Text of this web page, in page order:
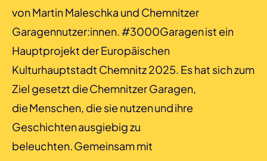
von Martin Maleschka und Chemnitzer
Garagennutzer:innen. #3000Garagen ist ein
Hauptprojekt der Europäischen
Kulturhauptstadt Chemnitz 2025. Es hat sich zum
Ziel gesetzt die Chemnitzer Garagen,
die Menschen, die sie nutzen und ihre
Geschichten ausgiebig zu
beleuchten. Gemeinsam mit